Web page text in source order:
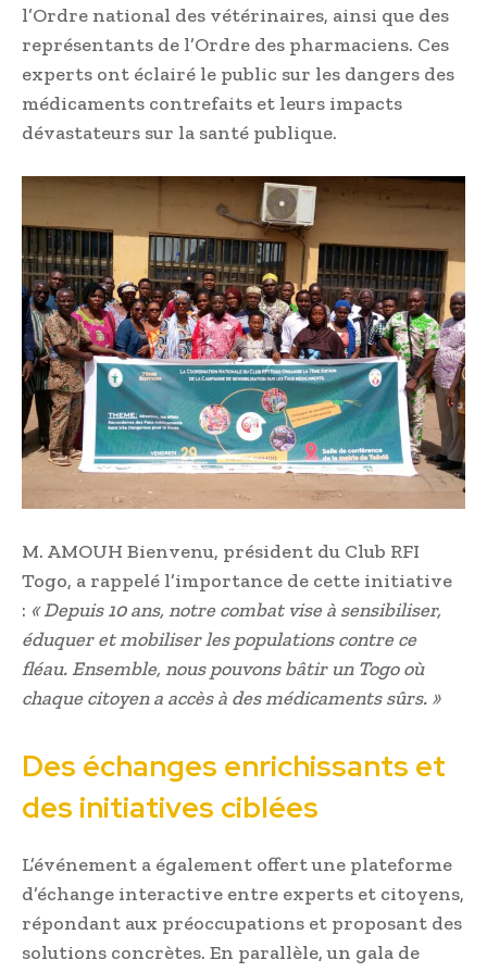
l’Ordre national des vétérinaires, ainsi que des
représentants de l’Ordre des pharmaciens. Ces
experts ont éclairé le public sur les dangers des
médicaments contrefaits et leurs impacts
dévastateurs sur la santé publique.
M. AMOUH Bienvenu, président du Club RFI
Togo, a rappelé l’importance de cette initiative
: « Depuis 10 ans, notre combat vise à sensibiliser,
éduquer et mobiliser les populations contre ce
fléau. Ensemble, nous pouvons bâtir un Togo où
chaque citoyen a accès à des médicaments sûrs. »
Des échanges enrichissants et
des initiatives ciblées
L’événement a également offert une plateforme
d’échange interactive entre experts et citoyens,
répondant aux préoccupations et proposant des
solutions concrètes. En parallèle, un gala de